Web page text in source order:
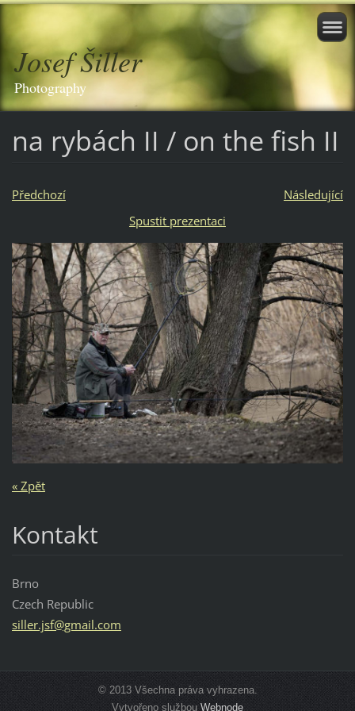
Josef Šiller
Photography
na rybách II / on the fish II
Předchozí
Následující
Spustit prezentaci
« Zpět
Kontakt
Brno
Czech Republic
siller.jsf@gmail.com
© 2013 Všechna práva vyhrazena.
Vytvořeno službouWebnode